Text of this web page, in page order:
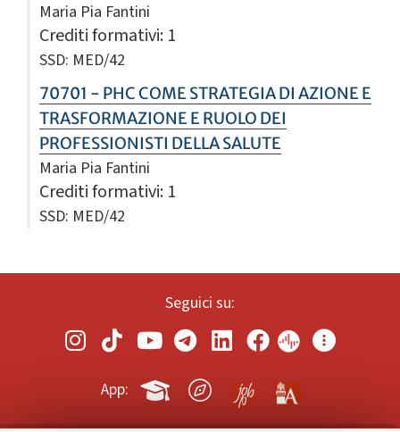
Maria Pia Fantini
Crediti formativi: 1
SSD: MED/42
70701 - PHC COME STRATEGIA DI AZIONE E
TRASFORMAZIONE E RUOLO DEI
PROFESSIONISTI DELLA SALUTE
Maria Pia Fantini
Crediti formativi: 1
SSD: MED/42
Seguici su:
App: